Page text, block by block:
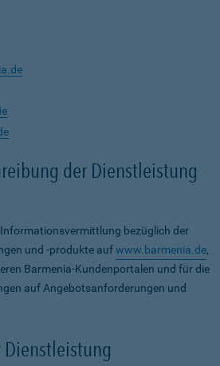
der Dienstleistung
bezüglich der
und -produkte aufwww.barmenia.de,
Barmenia-Kundenportalen und für die
auf Angebotsanforderungen und
Dienstleistung